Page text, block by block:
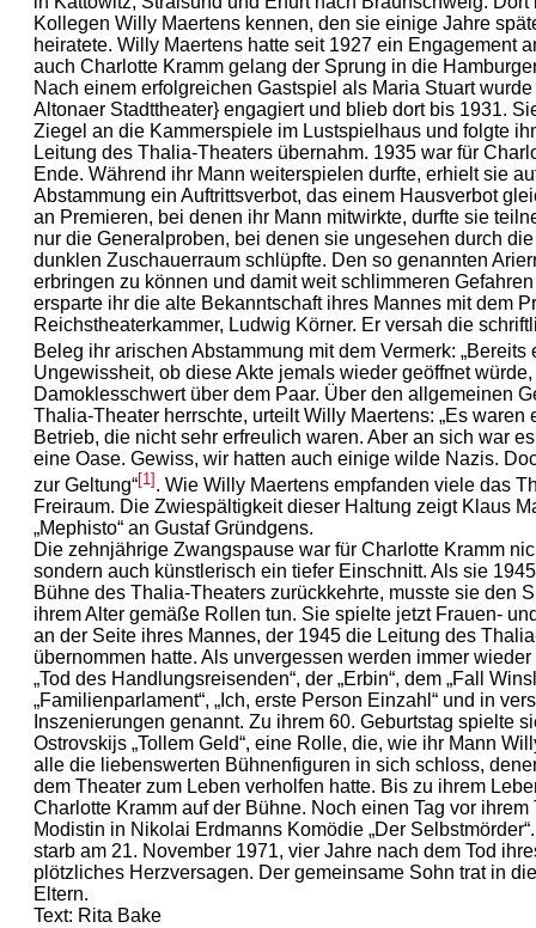
Kollegen Willy Maertens kennen, den sie einige Jahre
heiratete. Willy Maertens hatte seit 1927 ein Engagement
auch Charlotte Kramm gelang der Sprung in die
Nach einem erfolgreichen Gastspiel als Maria Stuart
Altonaer Stadttheater} engagiert und blieb dort bis 1931.
Ziegel an die Kammerspiele im Lustspielhaus und folgte
Leitung des Thalia-Theaters übernahm. 1935 war für
Ende. Während ihr Mann weiterspielen durfte, erhielt sie
Abstammung ein Auftrittsverbot, das einem Hausverbot
an Premieren, bei denen ihr Mann mitwirkte, durfte sie
nur die Generalproben, bei denen sie ungesehen durch
dunklen Zuschauerraum schlüpfte. Den so genannten
erbringen zu können und damit weit schlimmeren
ersparte ihr die alte Bekanntschaft ihres Mannes mit dem
Reichstheaterkammer, Ludwig Körner. Er versah die
Beleg ihr arischen Abstammung mit dem Vermerk: „Bereits
Ungewissheit, ob diese Akte jemals wieder geöffnet
Damoklesschwert über dem Paar. Über den allgemeinen
Thalia-Theater herrschte, urteilt Willy Maertens: „Es waren
Betrieb, die nicht sehr erfreulich waren. Aber an sich war
eine Oase. Gewiss, wir hatten auch einige wilde Nazis.
zur Geltung“[1] . Wie Willy Maertens empfanden viele das
Freiraum. Die Zwiespältigkeit dieser Haltung zeigt Klaus
„Mephisto“ an Gustaf Gründgens.
Die zehnjährige Zwangspause war für Charlotte Kramm
sondern auch künstlerisch ein tiefer Einschnitt. Als sie
Bühne des Thalia-Theaters zurückkehrte, musste sie den
ihrem Alter gemäße Rollen tun. Sie spielte jetzt Frauen-
an der Seite ihres Mannes, der 1945 die Leitung des
übernommen hatte. Als unvergessen werden immer
„Tod des Handlungsreisenden“, der „Erbin“, dem „Fall
„Familienparlament“, „Ich, erste Person Einzahl“ und in
Inszenierungen genannt. Zu ihrem 60. Geburtstag spielte
Ostrovskijs „Tollem Geld“, eine Rolle, die, wie ihr Mann
alle die liebenswerten Bühnenfiguren in sich schloss,
dem Theater zum Leben verholfen hatte. Bis zu ihrem
Charlotte Kramm auf der Bühne. Noch einen Tag vor ihrem
Modistin in Nikolai Erdmanns Komödie „Der
starb am 21. November 1971, vier Jahre nach dem Tod
plötzliches Herzversagen. Der gemeinsame Sohn trat in
Eltern.
Text: Rita Bake